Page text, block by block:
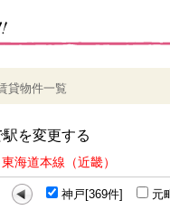
貸物件一覧
駅を変更する
東海道本線（近畿）
神戸[369件] 元